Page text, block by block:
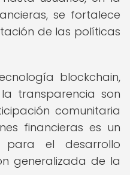
se fortalece
de las políticas
blockchain,
transparencia son
comunitaria
financieras es un
para el desarrollo
generalizada de la